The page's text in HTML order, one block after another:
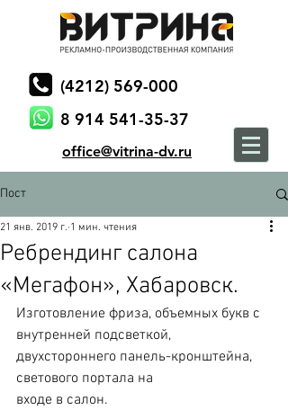
(4212) 569-000
8 914 541-35-37
office@vitrina-dv.ru
Пост
Ребрендинг салона
«Мегафон», Хабаровск.
21 янв. 2019 г. 1 мин. чтения
Изготовление фриза, объемных букв с
внутренней подсветкой,
двухстороннего панель-кронштейна,
светового портала на
входе в салон.